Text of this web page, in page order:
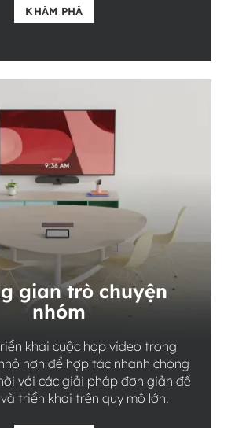
KHÁM PHÁ
gian trò chuyện
nhóm
khai cuộc họp video trong
hơn để hợp tác nhanh chóng
với các giải pháp đơn giản để
triển khai trên quy mô lớn.